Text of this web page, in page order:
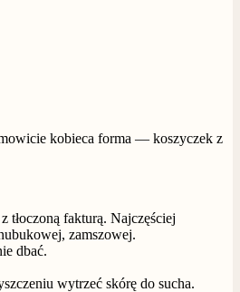
kobieca forma — koszyczek z
tłoczoną fakturą. Najczęściej
zamszowej.
dbać.
wytrzeć skórę do sucha.